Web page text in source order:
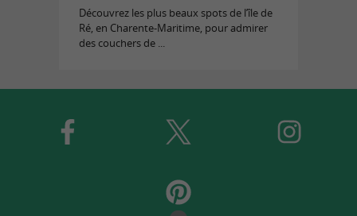
Découvrez les plus beaux spots de l’île de
Ré, en Charente-Maritime, pour admirer
des couchers de ...